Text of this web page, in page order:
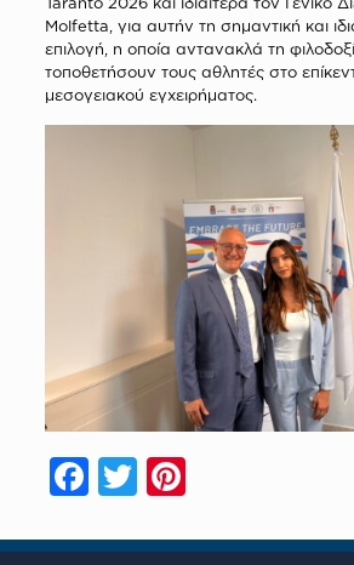
Molfetta, για αυτήν τη σημαντική και
επιλογή, η οποία αντανακλά τη
τοποθετήσουν τους αθλητές στο
μεσογειακού εγχειρήματος.
Facebook
TwitterPinterest